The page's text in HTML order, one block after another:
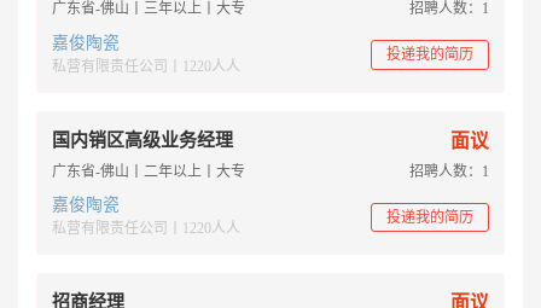
广东省-佛山丨三年以上丨大专 招聘人数：1
嘉俊陶瓷
私营有限责任公司丨1220人人
投递我的简历
国内销区高级业务经理 面议
广东省-佛山丨二年以上丨大专 招聘人数：1
嘉俊陶瓷
私营有限责任公司丨1220人人
投递我的简历
招商经理 面议